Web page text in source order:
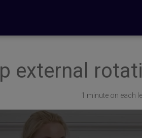
external
1 minute on each